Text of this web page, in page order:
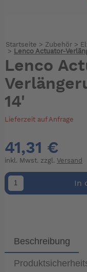
Startseite > Zubehör>
>
Lenco Actuator-
Lenco
14'
Lieferzeit auf Anfrage
41,31 €
inkl. Mwst. zzgl. Versand
In
Beschreibung